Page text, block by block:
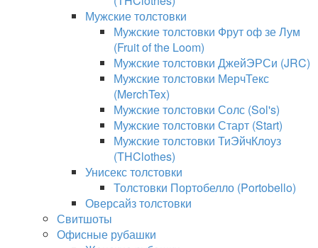
Мужские толстовки
Мужские толстовки Фрут оф зе Лум
(Fruit of the Loom)
Мужские толстовки ДжейЭРСи (JRC)
Мужские толстовки МерчТекс
(MerchTex)
Мужские толстовки Солс (Sol's)
Мужские толстовки Старт (Start)
Мужские толстовки ТиЭйчКлоуз
(THClothes)
Унисекс толстовки
Толстовки Портобелло (Portobello)
Оверсайз толстовки
Свитшоты
Офисные рубашки